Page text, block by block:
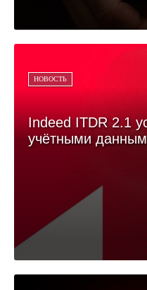
НОВОСТЬ
Indeed ITDR 2.1
учётными